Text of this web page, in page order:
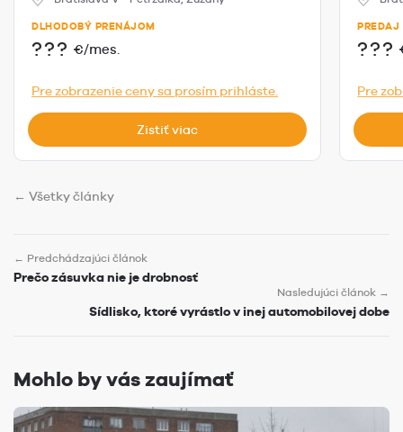
DLHODOBÝ PRENÁJOM
??? €/mes.
Pre zobrazenie ceny sa prosím prihláste.
Zistiť viac
PREDAJ
???
Pre
← Všetky články
← Predchádzajúci článok
Prečo zásuvka nie je drobnosť
Nasledujúci článok →
Sídlisko, ktoré vyrástlo v inej automobilovej dobe
Mohlo by vás zaujímať